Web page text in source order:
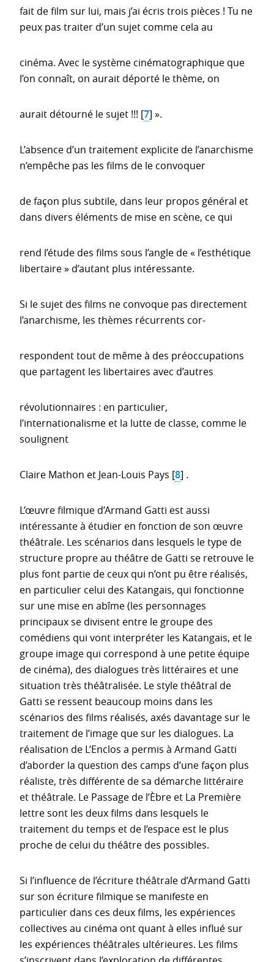
fait de film sur lui, mais j’ai écris trois pièces ! Tu ne
peux pas traiter d’un sujet comme cela au
cinéma. Avec le système cinématographique que
l’on connaît, on aurait déporté le thème, on
aurait détourné le sujet !!! [7] ».
L’absence d’un traitement explicite de l’anarchisme
n’empêche pas les films de le convoquer
de façon plus subtile, dans leur propos général et
dans divers éléments de mise en scène, ce qui
rend l’étude des films sous l’angle de « l’esthétique
libertaire » d’autant plus intéressante.
Si le sujet des films ne convoque pas directement
l’anarchisme, les thèmes récurrents cor-
respondent tout de même à des préoccupations
que partagent les libertaires avec d’autres
révolutionnaires : en particulier,
l’internationalisme et la lutte de classe, comme le
soulignent
Claire Mathon et Jean-Louis Pays [8] .
L’œuvre filmique d’Armand Gatti est aussi
intéressante à étudier en fonction de son œuvre
théâtrale. Les scénarios dans lesquels le type de
structure propre au théâtre de Gatti se retrouve le
plus font partie de ceux qui n’ont pu être réalisés,
en particulier celui des Katangais, qui fonctionne
sur une mise en abîme (les personnages
principaux se divisent entre le groupe des
comédiens qui vont interpréter les Katangais, et le
groupe image qui correspond à une petite équipe
de cinéma), des dialogues très littéraires et une
situation très théâtralisée. Le style théâtral de
Gatti se ressent beaucoup moins dans les
scénarios des films réalisés, axés davantage sur le
traitement de l’image que sur les dialogues. La
réalisation de L’Enclos a permis à Armand Gatti
d’aborder la question des camps d’une façon plus
réaliste, très différente de sa démarche littéraire
et théâtrale. Le Passage de l’Èbre et La Première
lettre sont les deux films dans lesquels le
traitement du temps et de l’espace est le plus
proche de celui du théâtre des possibles.
Si l’influence de l’écriture théâtrale d’Armand Gatti
sur son écriture filmique se manifeste en
particulier dans ces deux films, les expériences
collectives au cinéma ont quant à elles influé sur
les expériences théâtrales ultérieures. Les films